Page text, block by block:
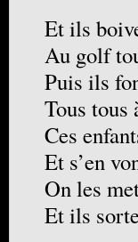
Et ils
Au golf
Puis ils
Tous tous
Ces
Et s’en
On les
Et ils